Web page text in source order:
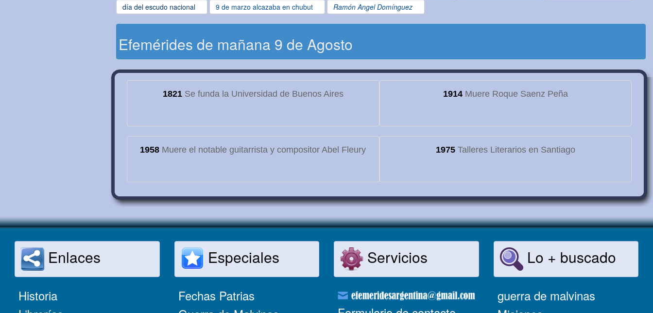
día del escudo nacional 9 de marzo alcazaba en chubut Ramón Angel Domínguez
Efemérides de mañana 9 de Agosto
1821Se funda la Universidad de Buenos Aires 1914Muere Roque Saenz Peña
1958 Muere el notable guitarrista y compositor Abel Fleury 1975Talleres Literarios en Santiago
Enlaces
Historia
Especiales
Fechas Patrias
Servicios Lo + buscado
guerra de malvinas